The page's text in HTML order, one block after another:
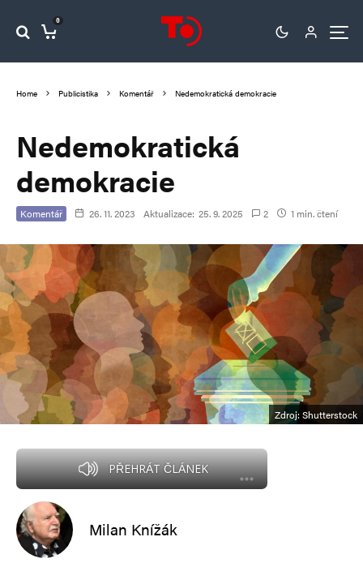
0
Home Publicistika Komentář Nedemokratická demokracie
Nedemokratická
demokracie
Komentář 26. 11. 2023 Aktualizace: 25. 9. 2025 2 1 min. čtení
Zdroj: Shutterstock
PŘEHRÁT ČLÁNEK
Milan Knížák